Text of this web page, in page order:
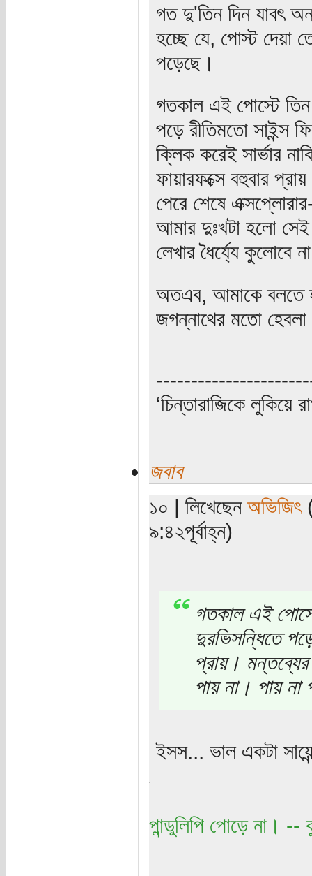
গত দু'তিন দিন যাবৎ
হচ্ছে যে, পোস্ট দেয়া
পড়েছে।
গতকাল এই পোস্টে তিন
পড়ে রীতিমতো সাইন্স
ক্লিক করেই সার্ভার
ফায়ারফক্সে বহুবার
পেরে শেষে
আমার দুঃখটা হলো
লেখার ধৈর্য্যে কুলোবে
অতএব, আমাকে বলতে
জগন্নাথের মতো
‘চিন্তারাজিকে লুকিয়ে
জবাব
১০ | লিখেছেন অভিজিৎ
৯:৪২পূর্বাহ্ন)
গতকাল এই
দুরভিসন্ধিতে
প্রায়।
পায় না। পায় না
ইসস... ভাল একটা
পান্ডুলিপি পোড়ে না। --